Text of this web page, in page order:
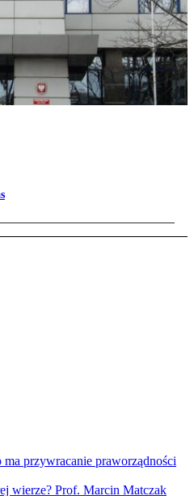
przywracanie praworządności
wierze? Prof. Marcin Matczak